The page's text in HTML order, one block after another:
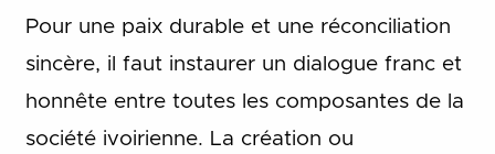
Pour une paix durable et une réconciliation
sincère, il faut instaurer un dialogue franc et
honnête entre toutes les composantes de la
société ivoirienne. La création ou